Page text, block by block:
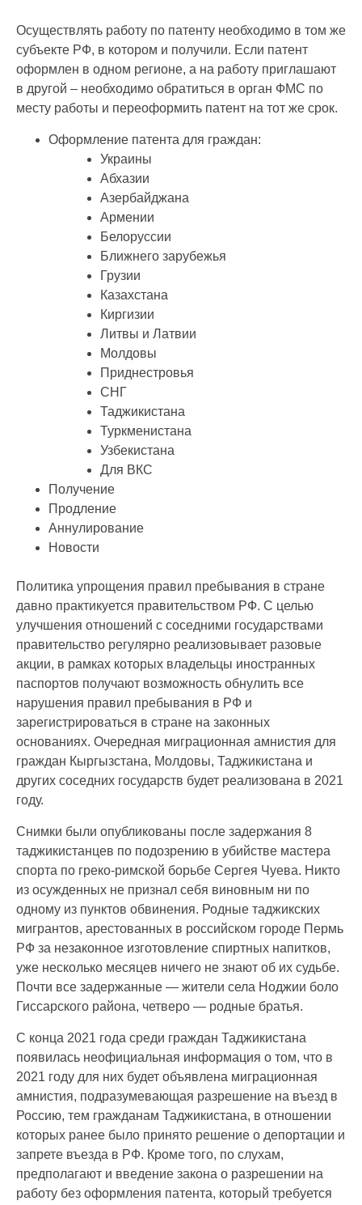
Осуществлять работу по патенту необходимо в том же
субъекте РФ, в котором и получили. Если патент
оформлен в одном регионе, а на работу приглашают
в другой – необходимо обратиться в орган ФМС по
месту работы и переоформить патент на тот же срок.
Оформление патента для граждан:
Украины
Абхазии
Азербайджана
Армении
Белоруссии
Ближнего зарубежья
Грузии
Казахстана
Киргизии
Литвы и Латвии
Молдовы
Приднестровья
СНГ
Таджикистана
Туркменистана
Узбекистана
Для ВКС
Получение
Продление
Аннулирование
Новости
Политика упрощения правил пребывания в стране
давно практикуется правительством РФ. С целью
улучшения отношений с соседними государствами
правительство регулярно реализовывает разовые
акции, в рамках которых владельцы иностранных
паспортов получают возможность обнулить все
нарушения правил пребывания в РФ и
зарегистрироваться в стране на законных
основаниях. Очередная миграционная амнистия для
граждан Кыргызстана, Молдовы, Таджикистана и
других соседних государств будет реализована в 2021
году.
Снимки были опубликованы после задержания 8
таджикистанцев по подозрению в убийстве мастера
спорта по греко-римской борьбе Сергея Чуева. Никто
из осужденных не признал себя виновным ни по
одному из пунктов обвинения. Родные таджикских
мигрантов, арестованных в российском городе Пермь
РФ за незаконное изготовление спиртных напитков,
уже несколько месяцев ничего не знают об их судьбе.
Почти все задержанные — жители села Ноджии боло
Гиссарского района, четверо — родные братья.
С конца 2021 года среди граждан Таджикистана
появилась неофициальная информация о том, что в
2021 году для них будет объявлена миграционная
амнистия, подразумевающая разрешение на въезд в
Россию, тем гражданам Таджикистана, в отношении
которых ранее было принято решение о депортации и
запрете въезда в РФ. Кроме того, по слухам,
предполагают и введение закона о разрешении на
работу без оформления патента, который требуется